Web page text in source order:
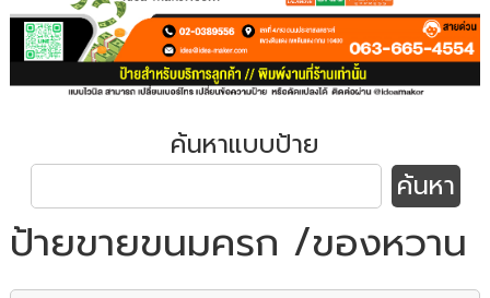
ค้นหาแบบป้าย
ป้ายขายขนมครก /ของหวาน